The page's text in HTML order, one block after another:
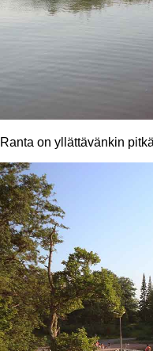
Ranta on yllättävänkin